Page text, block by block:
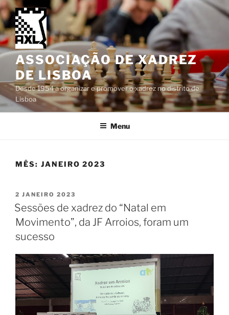
Saltar
para
o
conteúdo
ASSOCIAÇÃO DE XADREZ
DE LISBOA
Desde 1954 a organizar e promover o xadrez no distrito de
Lisboa
Menu
MÊS: JANEIRO 2023
PUBLICADO
EM
2 JANEIRO 2023
Sessões de xadrez do “Natal em
Movimento”, da JF Arroios, foram um
sucesso